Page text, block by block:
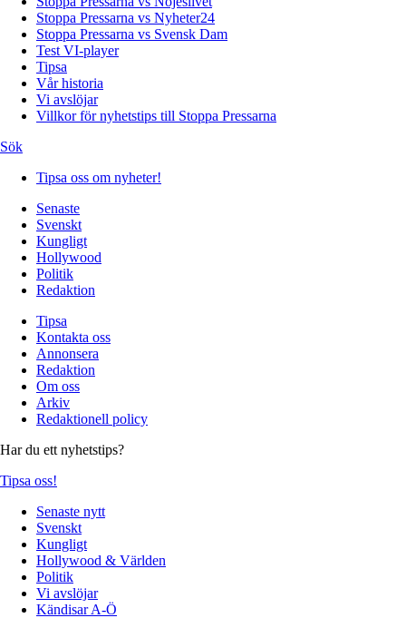
Stoppa Pressarna vs Nyheter24
Stoppa Pressarna vs Svensk Dam
Test VI-player
Tipsa
Vår historia
Vi avslöjar
Villkor för nyhetstips till Stoppa Pressarna
Sök
Tipsa oss om nyheter!
Senaste
Svenskt
Kungligt
Hollywood
Politik
Redaktion
Tipsa
Kontakta oss
Annonsera
Redaktion
Om oss
Arkiv
Redaktionell policy
Har du ett nyhetstips?
Tipsa oss!
Senaste nytt
Svenskt
Kungligt
Hollywood & Världen
Politik
Vi avslöjar
Kändisar A-Ö